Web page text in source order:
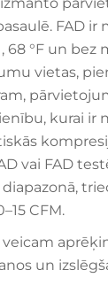
FAD
68 °F un
vietas,
kurai ir
vai FAD
diapazonā,
CFM.
veicam
un